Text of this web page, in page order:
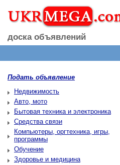
доска объявлений
Подать объявление
Недвижимость
Авто, мото
Бытовая техника и электроника
Средства связи
Компьютеры, оргтехника, игры,
программы
Обучение
Здоровье и медицина